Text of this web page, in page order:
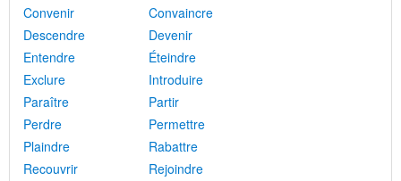
Convenir
Convaincre
Descendre
Devenir
Entendre
Éteindre
Exclure
Introduire
Paraître
Partir
Perdre
Permettre
Plaindre
Rabattre
Recouvrir
Rejoindre